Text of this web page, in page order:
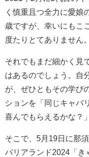
く慎重且つ全力に愛娘
歳ですが、幸いにもこ
度たりとてありません。
それでもまだ細かく見
はあるのでしょう。自
が、ぜひともその学び
ションを「同じキャバ
喜んでもらえるかな？
そこで、5月19日に那
バリアランド2024「き